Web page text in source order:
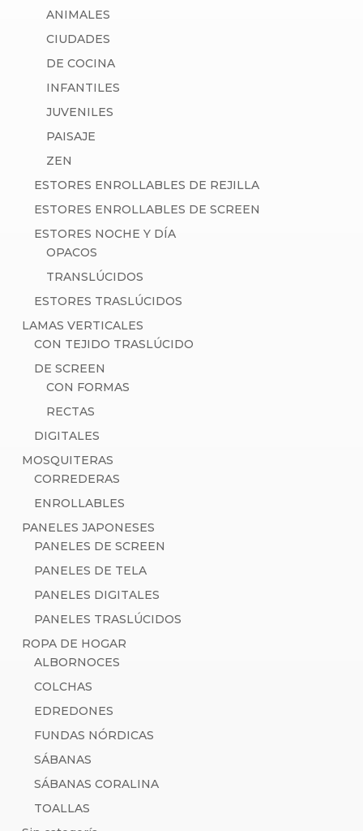
ANIMALES
CIUDADES
DE COCINA
INFANTILES
JUVENILES
PAISAJE
ZEN
ESTORES ENROLLABLES DE REJILLA
ESTORES ENROLLABLES DE SCREEN
ESTORES NOCHE Y DÍA
OPACOS
TRANSLÚCIDOS
ESTORES TRASLÚCIDOS
LAMAS VERTICALES
CON TEJIDO TRASLÚCIDO
DE SCREEN
CON FORMAS
RECTAS
DIGITALES
MOSQUITERAS
CORREDERAS
ENROLLABLES
PANELES JAPONESES
PANELES DE SCREEN
PANELES DE TELA
PANELES DIGITALES
PANELES TRASLÚCIDOS
ROPA DE HOGAR
ALBORNOCES
COLCHAS
EDREDONES
FUNDAS NÓRDICAS
SÁBANAS
SÁBANAS CORALINA
TOALLAS